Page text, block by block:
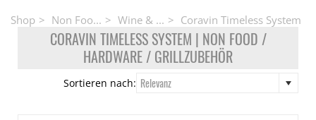
Shop Non Foo... Wine & ... Coravin Timeless System
CORAVIN TIMELESS SYSTEM | NON FOOD /
HARDWARE / GRILLZUBEHÖR
Sortieren nach: Relevanz